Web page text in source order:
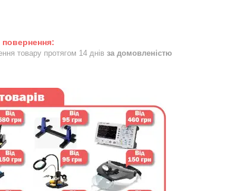
товару протягом 14 днів за домовленістю